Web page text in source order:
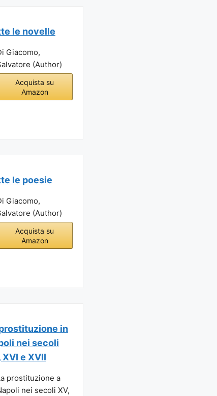
le novelle
Giacomo,
(Author)
Acquista su
Amazon
le poesie
Giacomo,
(Author)
Acquista su
Amazon
in
nei secoli
XVI e XVII
prostituzione a
nei secoli XV,